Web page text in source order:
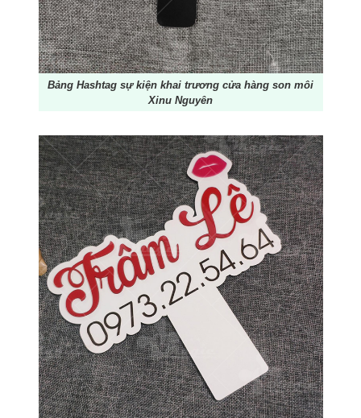
Bảng Hashtag sự kiện khai trương cửa hàng son môi
Xinu Nguyên